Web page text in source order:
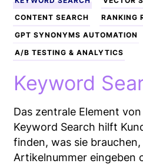
CONTENT SEARCH
RANKING
GPT SYNONYMS AUTOMATION
A/B TESTING & ANALYTICS
Keyword
Das zentrale Element
Keyword Search hilft
finden, was sie
Artikelnummer eingeben